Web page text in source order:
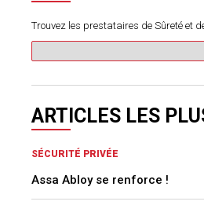
Trouvez les prestataires de Sûreté et
ARTICLES LES
SÉCURITÉ PRIVÉE
Assa Abloy se renforce !